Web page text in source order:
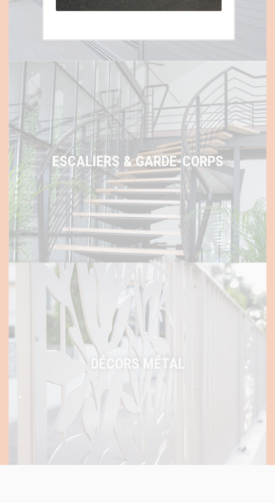
ESCALIERS & GARDE-CORPS
DÉCORS MÉTAL